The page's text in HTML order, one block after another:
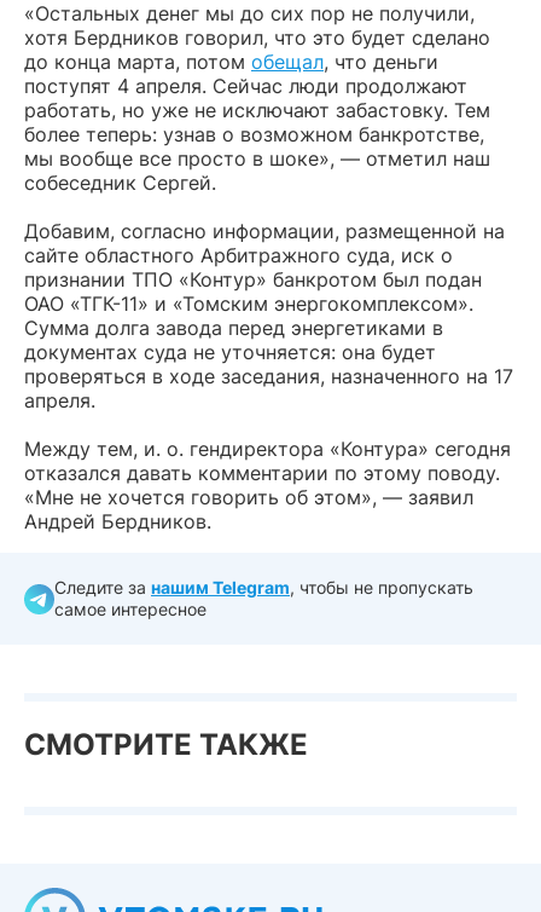
«Остальных денег мы до сих пор не получили,
хотя Бердников говорил, что это будет сделано
до конца марта, потом обещал, что деньги
поступят 4 апреля. Сейчас люди продолжают
работать, но уже не исключают забастовку. Тем
более теперь: узнав о возможном банкротстве,
мы вообще все просто в шоке», — отметил наш
собеседник Сергей.
Добавим, согласно информации, размещенной на
сайте областного Арбитражного суда, иск о
признании ТПО «Контур» банкротом был подан
ОАО «ТГК-11» и «Томским энергокомплексом».
Сумма долга завода перед энергетиками в
документах суда не уточняется: она будет
проверяться в ходе заседания, назначенного на 17
апреля.
Между тем, и. о. гендиректора «Контура» сегодня
отказался давать комментарии по этому поводу.
«Мне не хочется говорить об этом», — заявил
Андрей Бердников.
Следите за нашим Telegram, чтобы не пропускать
самое интересное
СМОТРИТЕ ТАКЖЕ